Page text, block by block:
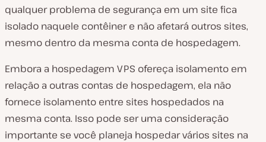
qualquer problema de segurança em um site fica
isolado naquele contêiner e não afetará outros sites,
mesmo dentro da mesma conta de hospedagem.
Embora a hospedagem VPS ofereça isolamento em
relação a outras contas de hospedagem, ela não
fornece isolamento entre sites hospedados na
mesma conta. Isso pode ser uma consideração
importante se você planeja hospedar vários sites na